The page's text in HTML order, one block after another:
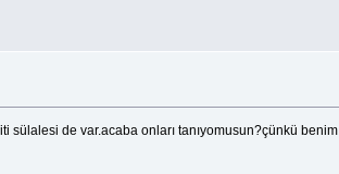
sülalesi de var.acaba onları tanıyomusun?çünkü